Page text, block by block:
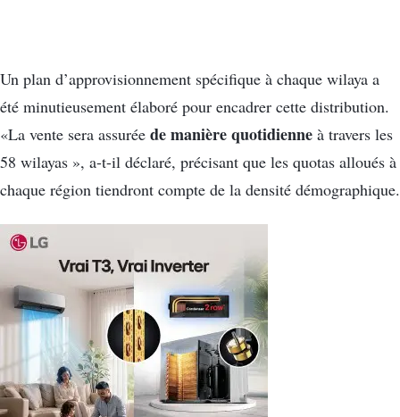
Un plan d’approvisionnement spécifique à chaque wilaya a
été minutieusement élaboré pour encadrer cette distribution.
«La vente sera assurée de manière quotidienne à travers les
58 wilayas », a-t-il déclaré, précisant que les quotas alloués à
chaque région tiendront compte de la densité démographique.